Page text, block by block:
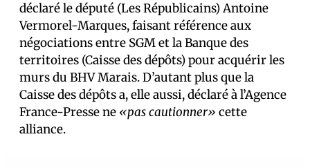
déclaré le député (Les Républicains) Antoine
Vermorel-Marques, faisant référence aux
négociations entre SGM et la Banque des
territoires (Caisse des dépôts) pour acquérir les
murs du BHV Marais. D’autant plus que la
Caisse des dépôts a, elle aussi, déclaré à l’Agence
France-Presse ne «pas cautionner» cette
alliance.